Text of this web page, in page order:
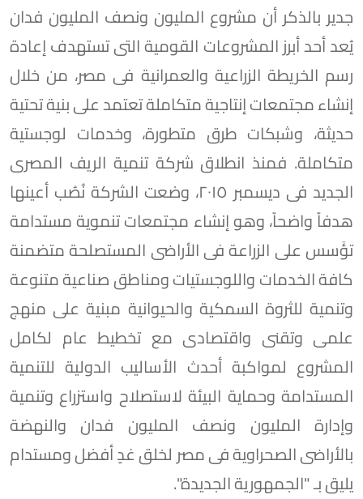
جدير بالذكر أن مشروع المليون ونصف المليون فدان
يُعد أحد أبرز المشروعات القومية التى تستهدف إعادة
رسم الخريطة الزراعية والعمرانية فى مصر، من خلال
إنشاء مجتمعات إنتاجية متكاملة تعتمد على بنية تحتية
حديثة، وشبكات طرق متطورة، وخدمات لوجستية
متكاملة. فمنذ انطلاق شركة تنمية الريف المصرى
الجديد فى ديسمبر ٢٠١٥، وضعت الشركة نُصُب أعينها
هدفاً واضحاً، وهو إنشاء مجتمعات تنموية مستدامة
تؤَسس على الزراعة فى الأراضى المستصلحة متضمنة
كافة الخدمات واللوجستيات ومناطق صناعية متنوعة
وتنمية للثروة السمكية والحيوانية مبنية على منهج
علمى وتقنى واقتصادى مع تخطيط عام لكامل
المشروع لمواكبة أحدث الأساليب الدولية للتنمية
المستدامة وحماية البيئة لاستصلاح واستزراع وتنمية
وإدارة المليون ونصف المليون فدان والنهضة
بالأراضى الصحراوية فى مصر لخلق غدٍ أفضل ومستدام
يليق بـ "الجمهورية الجديدة".